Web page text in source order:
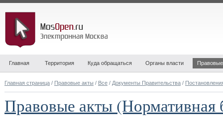
Главная Территория Куда обращаться Органы власти
Главная страница / Правовые акты / Все / Документы Правительства /
Правовые акты (Нормативная